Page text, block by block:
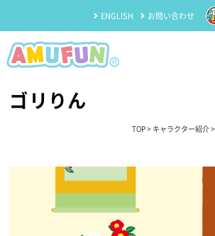
ENGLISH お問い合わせ
ゴリりん
TOP> キャラクター紹介>